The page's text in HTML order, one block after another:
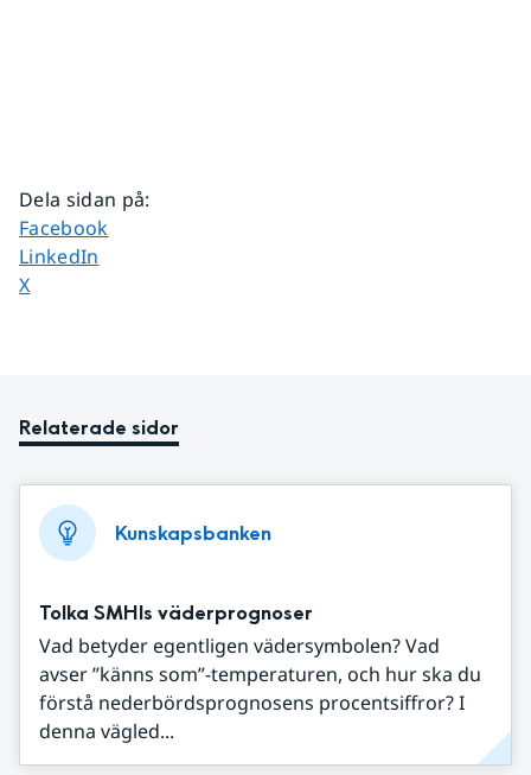
Dela sidan på:
Dela sidan på
Facebook
Dela sidan på
LinkedIn
Dela sidan på
X
Relaterade sidor
Kunskapsbanken
Tolka SMHIs väderprognoser
Vad betyder egentligen vädersymbolen? Vad
avser ”känns som”-temperaturen, och hur ska du
förstå nederbördsprognosens procentsiffror? I
denna vägled...